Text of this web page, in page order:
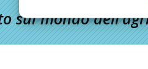
sul mondo